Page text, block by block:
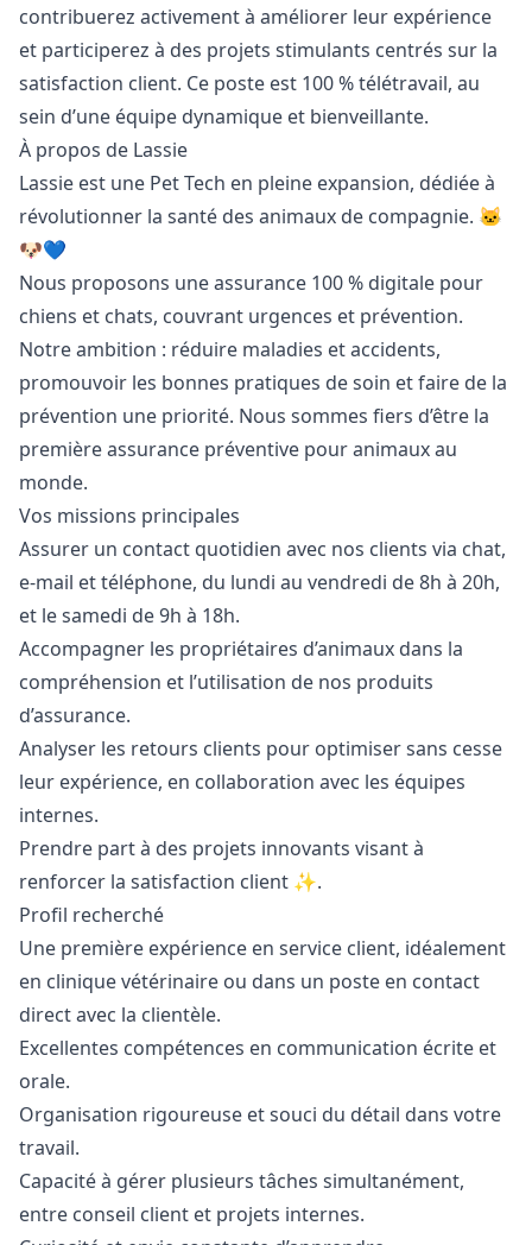
contribuerez activement à améliorer leur expérience
et participerez à des projets stimulants centrés sur la
satisfaction client. Ce poste est 100 % télétravail, au
sein d’une équipe dynamique et bienveillante.
À propos de Lassie
Lassie est une Pet Tech en pleine expansion, dédiée à
révolutionner la santé des animaux de compagnie. 🐱
🐶💙
Nous proposons une assurance 100 % digitale pour
chiens et chats, couvrant urgences et prévention.
Notre ambition : réduire maladies et accidents,
promouvoir les bonnes pratiques de soin et faire de la
prévention une priorité. Nous sommes fiers d’être la
première assurance préventive pour animaux au
monde.
Vos missions principales
Assurer un contact quotidien avec nos clients via chat,
e-mail et téléphone, du lundi au vendredi de 8h à 20h,
et le samedi de 9h à 18h.
Accompagner les propriétaires d’animaux dans la
compréhension et l’utilisation de nos produits
d’assurance.
Analyser les retours clients pour optimiser sans cesse
leur expérience, en collaboration avec les équipes
internes.
Prendre part à des projets innovants visant à
renforcer la satisfaction client ✨.
Profil recherché
Une première expérience en service client, idéalement
en clinique vétérinaire ou dans un poste en contact
direct avec la clientèle.
Excellentes compétences en communication écrite et
orale.
Organisation rigoureuse et souci du détail dans votre
travail.
Capacité à gérer plusieurs tâches simultanément,
entre conseil client et projets internes.